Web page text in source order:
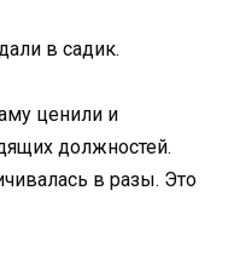
в садик.
ценили и
должностей.
в разы. Это